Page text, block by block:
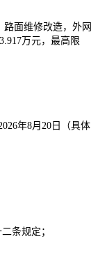
面维修改造，外网
万元，最高限
年8月20日（具体
条规定；